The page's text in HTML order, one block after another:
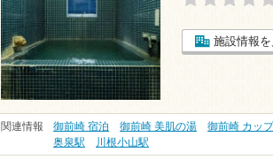
施設情報を
関連情報 御前崎 宿泊 御前崎 美肌の湯 御前崎 カッ
奥泉駅
川根小山駅